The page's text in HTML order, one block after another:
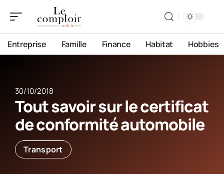
Entreprise Famille Finance Habitat Hobbies
30/10/2018
Tout savoir sur le certificat
de conformité automobile
Transport